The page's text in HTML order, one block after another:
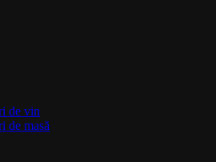
de vin
de masă